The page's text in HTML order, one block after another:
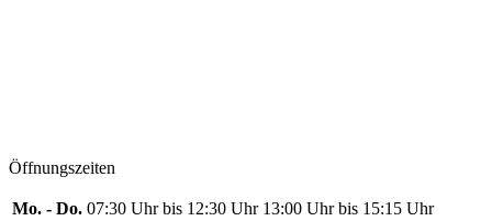
Öffnungszeiten
Mo. - Do. 07:30 Uhr bis 12:30 Uhr 13:00 Uhr bis 15:15 Uhr